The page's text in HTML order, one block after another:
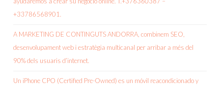
+33786568901.
A MARKETING DE CONTINGUTS ANDORRA, combinem SEO,
desenvolupament web i estratègia multicanal per arribar a més del
90% dels usuaris d’internet.
Un iPhone CPO (Certified Pre-Owned) es un móvil reacondicionado y